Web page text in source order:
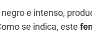
e intenso,
se indica, este